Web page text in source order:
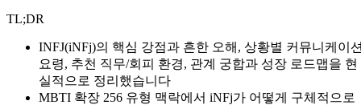
TL;DR
INFJ(iNFj)의 핵심 강점과 흔한 오해, 상황별 커뮤니케이
요령, 추천 직무/회피 환경, 관계 궁합과 성장 로드맵을 현
실적으로 정리했습니다
MBTI 확장 256 유형 맥락에서 iNFj가 어떻게 구체적으로